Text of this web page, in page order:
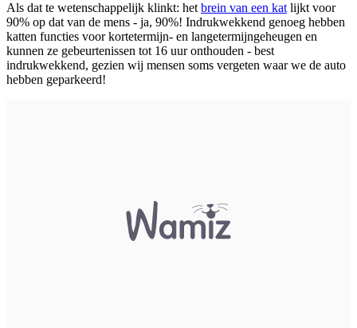
Als dat te wetenschappelijk klinkt: het brein van een kat lijkt voor
90% op dat van de mens - ja, 90%! Indrukwekkend genoeg hebben
katten functies voor kortetermijn- en langetermijngeheugen en
kunnen ze gebeurtenissen tot 16 uur onthouden - best
indrukwekkend, gezien wij mensen soms vergeten waar we de auto
hebben geparkeerd!